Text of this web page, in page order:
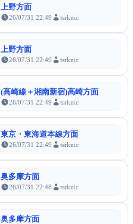
上野方面
26/07/31 22:49 tsrknic
上野方面
26/07/31 22:49 tsrknic
(高崎線＋湘南新宿)高崎方面
26/07/31 22:49 tsrknic
東京・東海道本線方面
26/07/31 22:49 tsrknic
奥多摩方面
26/07/31 22:48 tsrknic
奥多摩方面